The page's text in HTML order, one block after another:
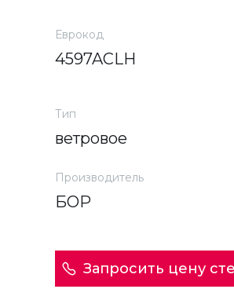
Еврокод
4597ACLH
Тип
ветровое
Производитель
БОР
Запросить цену